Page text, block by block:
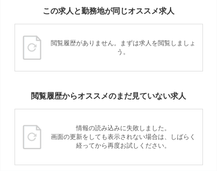
この求人と勤務地が同じオススメ求人
閲覧履歴がありません。まずは求人を閲覧しましょ
う。
閲覧履歴からオススメのまだ見ていない求人
情報の読み込みに失敗しました。
画面の更新をしても表示されない場合は、しばらく
経ってから再度お試しください。